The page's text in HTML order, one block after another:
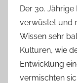
Der 30.
verwüstet und
Wissen sehr
Kulturen, wie
Entwicklung
vermischten